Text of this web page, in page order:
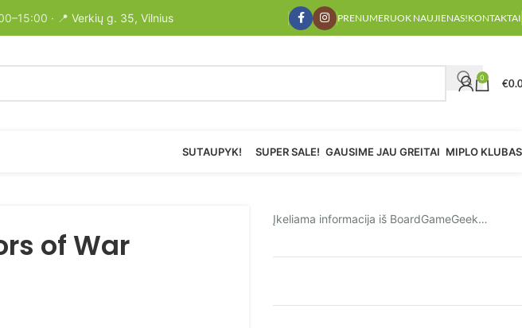
· 📍 Verkių g. 35, Vilnius PRENUMERUOK NAUJIENAS!KONTAKTAI
0 €
SUTAUPYK! SUPER SALE! GAUSIME JAU GREITAI MIPLO KLUBAS
of War
Įkeliama informacija iš BoardGameGeek…